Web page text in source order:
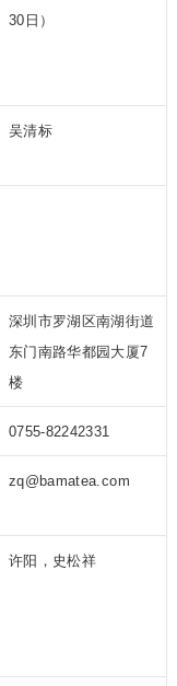
30日）
吴清标
深圳市罗湖区南湖街道
东门南路华都园大厦7
楼
0755-82242331
zq@bamatea.com
许阳，史松祥